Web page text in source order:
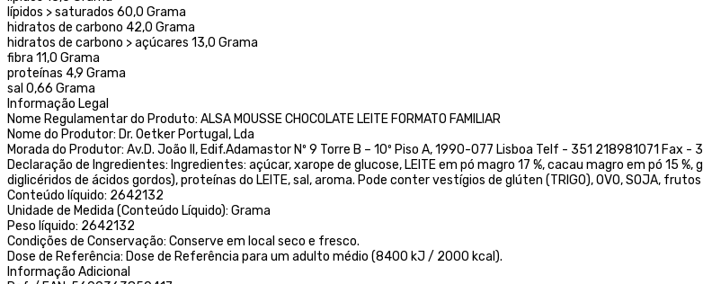
lípidos > saturados 60,0 Grama
hidratos de carbono 42,0 Grama
hidratos de carbono > açúcares 13,0 Grama
fibra 11,0 Grama
proteínas 4,9 Grama
sal 0,66 Grama
Informação Legal
Nome Regulamentar do Produto: ALSA MOUSSE CHOCOLATE LEITE FORMATO FAMILIAR
Nome do Produtor: Dr. Oetker Portugal, Lda
Morada do Produtor: Av.D. João II, Edif.Adamastor Nº 9 Torre B – 10º Piso A, 1990-077 Lisboa Telf - 351 218981071
Declaração de Ingredientes: Ingredientes: açúcar, xarope de glucose, LEITE em pó magro 17 %, cacau magro em pó 15
diglicéridos de ácidos gordos), proteínas do LEITE, sal, aroma. Pode conter vestígios de glúten (TRIGO), OVO, SOJA, frutos
Conteúdo líquido: 2642132
Unidade de Medida (Conteúdo Líquido): Grama
Peso líquido: 2642132
Condições de Conservação: Conserve em local seco e fresco.
Dose de Referência: Dose de Referência para um adulto médio (8400 kJ / 2000 kcal).
Informação Adicional